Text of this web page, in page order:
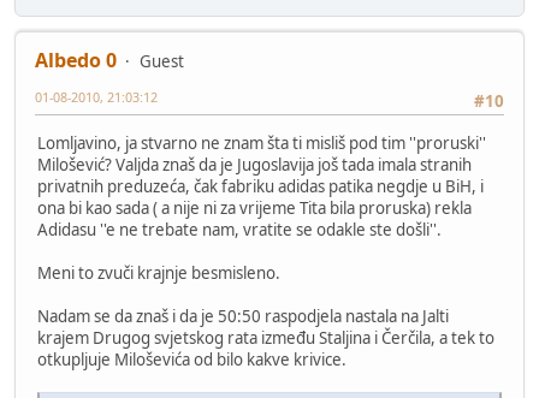
Albedo 0
Guest
#10
01-08-2010, 21:03:12
Lomljavino, ja stvarno ne znam šta ti misliš pod tim ''proruski''
Milošević? Valjda znaš da je Jugoslavija još tada imala stranih
privatnih preduzeća, čak fabriku adidas patika negdje u BiH, i
ona bi kao sada ( a nije ni za vrijeme Tita bila proruska) rekla
Adidasu ''e ne trebate nam, vratite se odakle ste došli''.
Meni to zvuči krajnje besmisleno.
Nadam se da znaš i da je 50:50 raspodjela nastala na Jalti
krajem Drugog svjetskog rata između Staljina i Čerčila, a tek to
otkupljuje Miloševića od bilo kakve krivice.